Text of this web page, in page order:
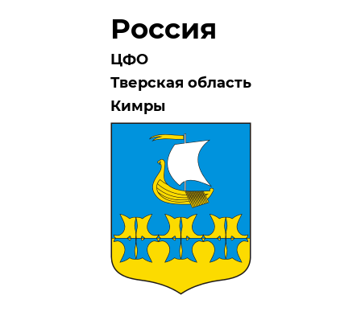
Россия
ЦФО
Тверская область
Кимры